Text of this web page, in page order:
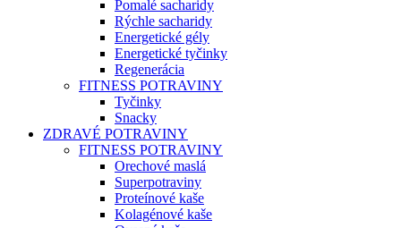
Pomalé sacharidy
Rýchle sacharidy
Energetické gély
Energetické tyčinky
Regenerácia
FITNESS POTRAVINY
Tyčinky
Snacky
ZDRAVÉ POTRAVINY
FITNESS POTRAVINY
Orechové maslá
Superpotraviny
Proteínové kaše
Kolagénové kaše